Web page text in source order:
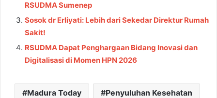
RSUDMA Sumenep
Sosok dr Erliyati: Lebih dari Sekedar Direktur Rumah
Sakit!
RSUDMA Dapat Penghargaan Bidang Inovasi dan
Digitalisasi di Momen HPN 2026
Madura Today Penyuluhan Kesehatan